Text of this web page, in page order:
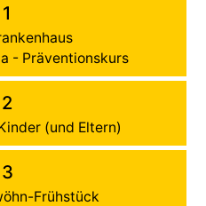
1
- Präventionskurs
2
(und Eltern)
3
Frühstück